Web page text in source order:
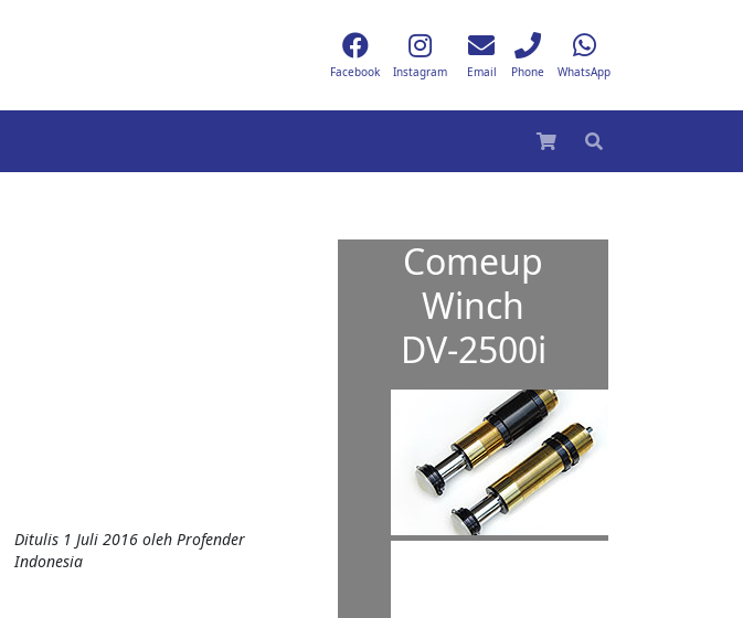
Facebook Instagram Email Phone WhatsApp
Ditulis 1 Juli 2016oleh Profender
Indonesia
Comeup
Winch
DV-2500i